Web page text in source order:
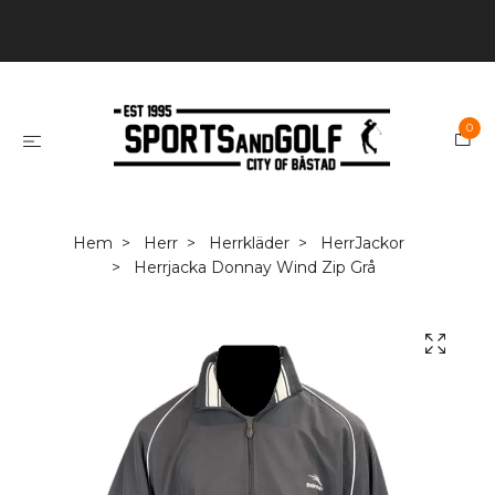
0
Hem Herr Herrkläder
HerrJackor
Herrjacka Donnay Wind Zip Grå